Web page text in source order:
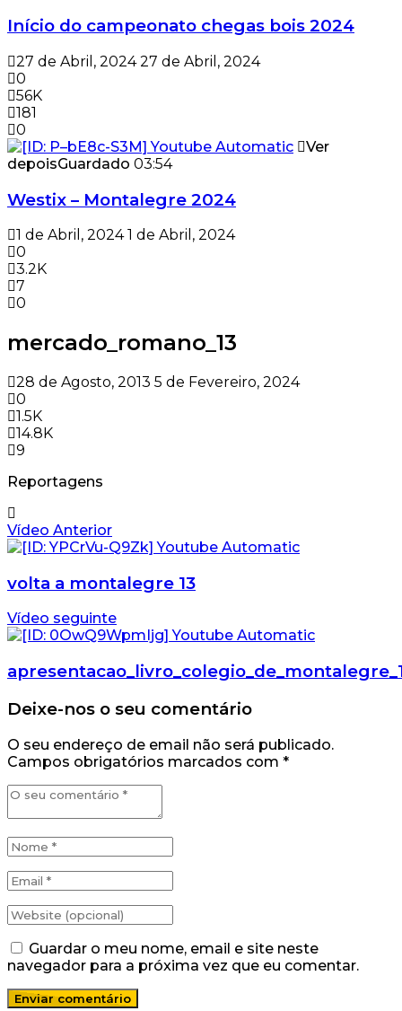
Início do campeonato chegas bois 2024
27 de Abril, 2024 27 de Abril, 2024
0
56K
181
0
Ver
depoisGuardado 03:54
Westix – Montalegre 2024
1 de Abril, 2024 1 de Abril, 2024
0
3.2K
7
0
mercado_romano_13
28 de Agosto, 2013 5 de Fevereiro, 2024
0
1.5K
14.8K
9
Reportagens
Vídeo Anterior
volta a montalegre 13
Vídeo seguinte
Deixe-nos o seu comentário
O seu endereço de email não será publicado.
Campos obrigatórios marcados com *
Guardar o meu nome, email e site neste
navegador para a próxima vez que eu comentar.